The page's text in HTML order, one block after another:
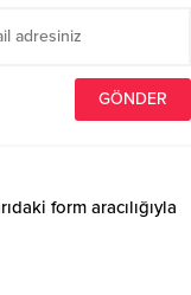
form aracılığıyla